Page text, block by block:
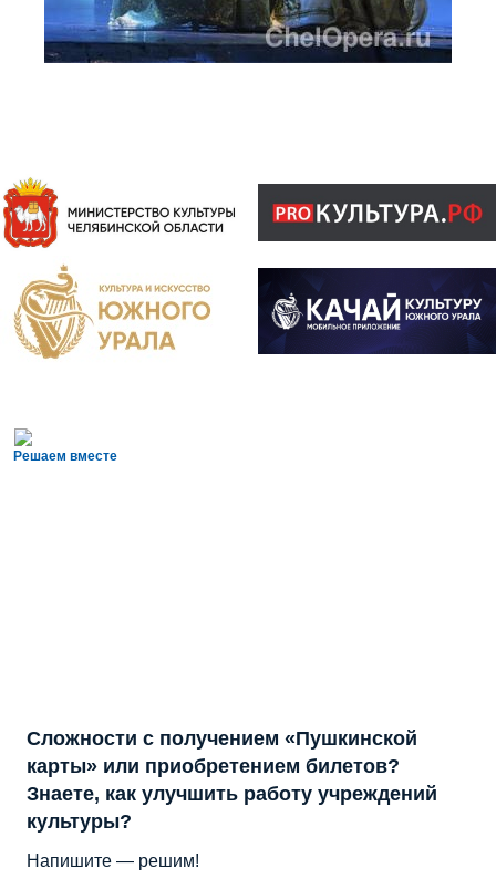
Решаем вместе
Сложности с получением «Пушкинской
карты» или приобретением билетов?
Знаете, как улучшить работу учреждений
культуры?
Напишите — решим!